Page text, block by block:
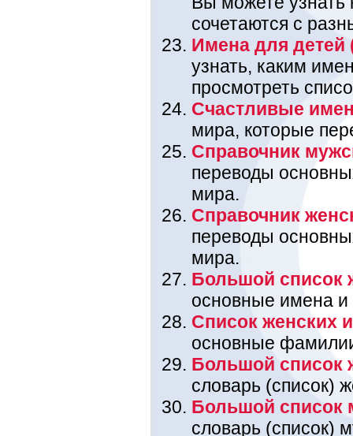
сочетаются с
Имена для детей
узнать, каким
просмотреть
Счастливые
мира, которые
Справочник
переводы
мира.
Справочник
переводы
мира.
Большой список
основные имена
Список женских
основные
Большой список
словарь (список)
Большой список
словарь (список)